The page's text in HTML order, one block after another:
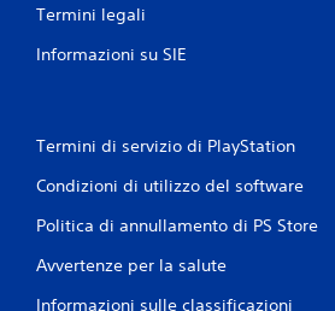
Termini legali
Informazioni su SIE
Termini di servizio di PlayStation
Condizioni di utilizzo del software
Politica di annullamento di PS Store
Avvertenze per la salute
Informazioni sulle classificazioni